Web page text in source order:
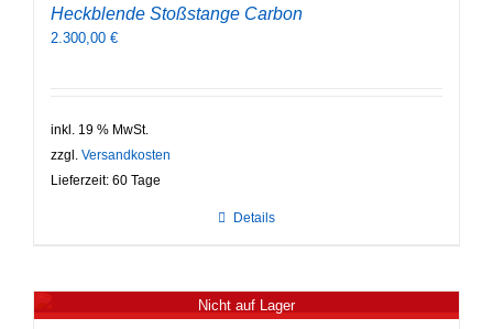
Die
Heckblende Stoßstange Carbon
2.300,00 €
inkl. 19 % MwSt.
zzgl. Versandkosten
Lieferzeit: 60 Tage
Details
Nicht auf Lager